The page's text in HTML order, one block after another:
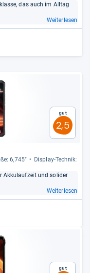
das auch im All­tag
Weiterlesen
Gut
2,5
6,745"
Dis­play-​Tech­nik:
Akku­lauf­zeit und soli­der
Weiterlesen
Gut